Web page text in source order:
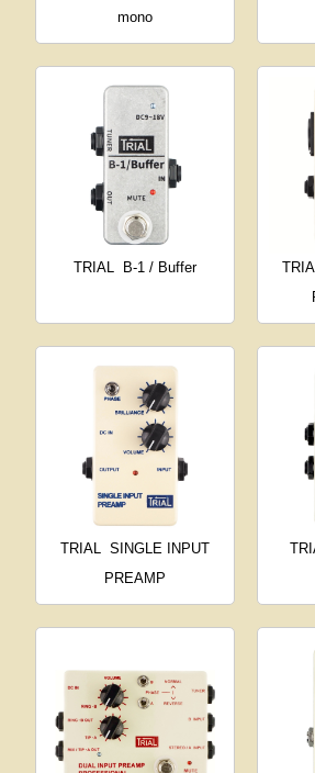
mono
TRIAL B-1 / Buffer
TRIAL
SINGLE INPUT
PREAMP